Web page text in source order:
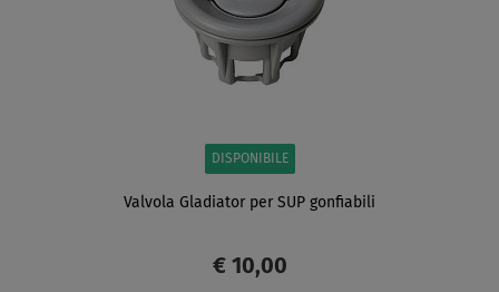
DISPONIBILE
Valvola Gladiator per SUP gonfiabili
€ 10,00